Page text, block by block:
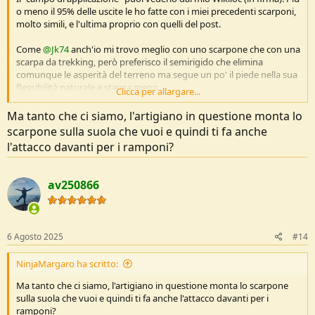
possono adattare la scarpa al tuo piede (tra l'altro di solito i 2 piedi
son diversi tra loro...) inoltre sia io che altri amici è un po' che
notiamo un progressivo peggioramento della qualità della roba
industriale, costano sempre di più e funzionano sempre peggio...
Magari a volte il vostro problema è la qualità REALE della calzatura.
o meno il 95% delle uscite le ho fatte con i miei precedenti scarponi,
molto simili, e l'ultima proprio con quelli del post.
Come@Jk74anch'io mi trovo meglio con uno scarpone che con una
scarpa da trekking, però preferisco il semirigido che elimina
comunque le asperità del terreno ma segue un po' il piede nella sua
flessibilità naturale e stanca meno.
Il peso è certo più alto di quello di una scarpa leggera ma
onestamente non mi ha mai dato fastidio, nemmeno dopo 10h di
cammino; non perchè io sia particolarmente allenato ma perché
dentro ad un semirigido il piede e soprattutto la caviglia si
Secondo me la tenuta che uno scarpone come quello in foto
conferisce al sistema piede-caviglia è stratosferica e la tenuta del
piede in discesa (nel senso che le dita non ti vanno a sbattere in
Senza contare che nei tratti di arrampicata facile (II°- III°) che a volte
capitano su percorsi impegnativi, lo scarpone rigido o semi rigido ti
fa, eliminando le contorsioni necessarie a far stare su una scarpa di
tela che in tali condizioni è come avere un paio di ciabatte ai piedi
Clicca per allargare...
Ma tanto che ci siamo, l'artigiano in questione monta lo
scarpone sulla suola che vuoi e quindi ti fa anche
l'attacco davanti per i ramponi?
av250866
6 Agosto 2025 #14
NinjaMargaro ha scritto:
Ma tanto che ci siamo, l'artigiano in questione monta lo scarpone
sulla suola che vuoi e quindi ti fa anche l'attacco davanti per i
ramponi?